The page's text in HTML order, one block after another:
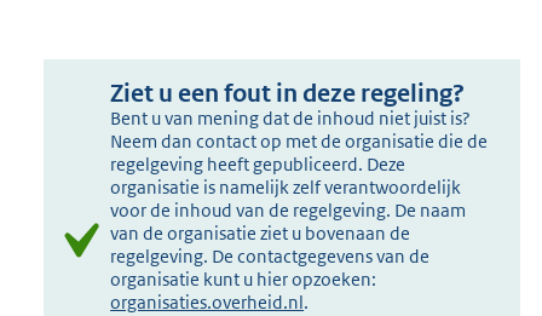
Ziet u een fout in deze regeling?
Bent u van mening dat de inhoud niet juist is?
Neem dan contact op met de organisatie die de
regelgeving heeft gepubliceerd. Deze
organisatie is namelijk zelf verantwoordelijk
voor de inhoud van de regelgeving. De naam
van de organisatie ziet u bovenaan de
regelgeving. De contactgegevens van de
organisatie kunt u hier opzoeken:
organisaties.overheid.nl.